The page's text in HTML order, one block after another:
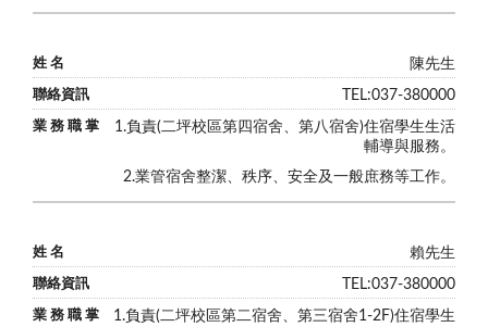
陳先生
TEL:037-380000
1.負責(二坪校區第四宿舍、第八宿舍)住宿學生生活
輔導與服務。
2.業管宿舍整潔、秩序、安全及一般庶務等工作。
賴先生
TEL:037-380000
1.負責(二坪校區第二宿舍、第三宿舍1-2F)住宿學生